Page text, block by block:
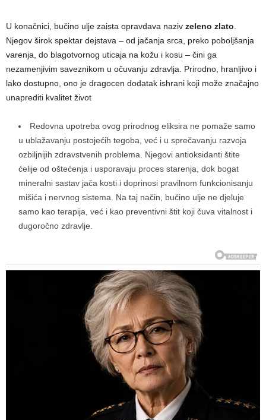
U konačnici, bučino ulje zaista opravdava naziv zeleno zlato.
Njegov širok spektar dejstava – od jačanja srca, preko poboljšanja
varenja, do blagotvornog uticaja na kožu i kosu – čini ga
nezamenjivim saveznikom u očuvanju zdravlja. Prirodno, hranljivo i
lako dostupno, ono je dragocen dodatak ishrani koji može značajno
unaprediti kvalitet život
Redovna upotreba ovog prirodnog eliksira ne pomaže samo
u ublažavanju postojećih tegoba, već i u sprečavanju razvoja
ozbiljnijih zdravstvenih problema. Njegovi antioksidanti štite
ćelije od oštećenja i usporavaju proces starenja, dok bogat
mineralni sastav jača kosti i doprinosi pravilnom funkcionisanju
mišića i nervnog sistema. Na taj način, bučino ulje ne djeluje
samo kao terapija, već i kao preventivni štit koji čuva vitalnost i
dugoročno zdravlje.